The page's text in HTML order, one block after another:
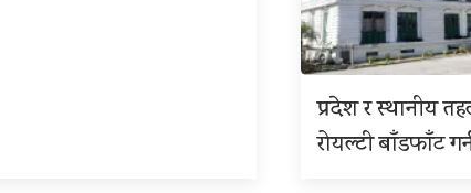
प्रदेश र स्थानीय
रोयल्टी बाँडफाँट